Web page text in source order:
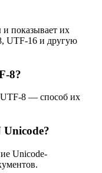
показывает их
UTF-16 и другую
8?
UTF-8 — способ их
Unicode-